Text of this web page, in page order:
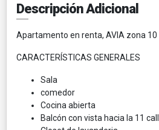
Descripción Adicional
Apartamento en renta, AVIA zona 10
CARACTERÍSTICAS GENERALES
Sala
comedor
Cocina abierta
Balcón con vista hacia la 11